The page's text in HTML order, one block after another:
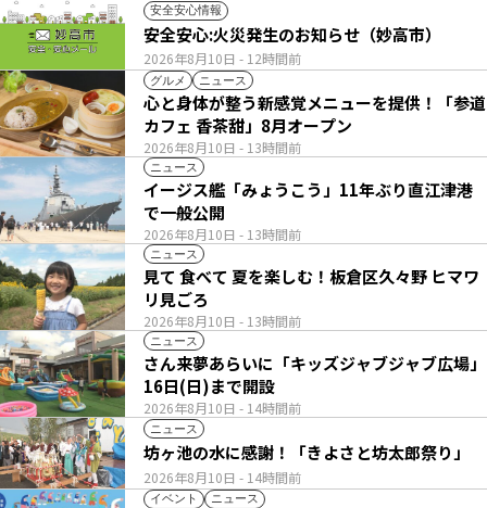
安全安心情報
2026年8月10日 - 12時間前
安全安心:火災発生のお知らせ（妙高市）
グルメ ニュース
2026年8月10日 - 13時間前
心と身体が整う新感覚メニューを提供！「参道
カフェ 香茶甜」8月オープン
ニュース
2026年8月10日 - 13時間前
イージス艦「みょうこう」11年ぶり直江津港
で一般公開
ニュース
2026年8月10日 - 13時間前
見て 食べて 夏を楽しむ！板倉区久々野 ヒマワ
リ見ごろ
ニュース
2026年8月10日 - 14時間前
さん来夢あらいに「キッズジャブジャブ広場」
16日(日)まで開設
ニュース
2026年8月10日 - 14時間前
坊ヶ池の水に感謝！「きよさと坊太郎祭り」
イベント ニュース